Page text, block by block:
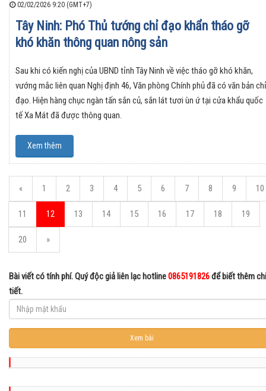
02/02/2026 9:20 (GMT+7)
Tây Ninh: Phó Thủ tướng chỉ đạo khẩn tháo gỡ
khó khăn thông quan nông sản
Sau khi có kiến nghị của UBND tỉnh Tây Ninh về việc tháo gỡ khó khăn,
vướng mắc liên quan Nghị định 46, Văn phòng Chính phủ đã có văn bản chỉ
đạo. Hiện hàng chục ngàn tấn sắn củ, sắn lát tươi ùn ứ tại cửa khẩu quốc
tế Xa Mát đã được thông quan.
Xem thêm
« 1 2 3 4 5 6 7 8 9 10
11 12 13 14 15 16 17 18 19
20 »
Bài viết có tính phí. Quý độc giả liên lạc hotline0865191826để biết thêm chi
tiết.